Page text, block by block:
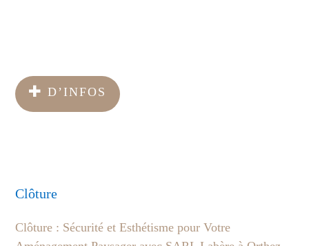
D’INFOS
Clôture
Clôture : Sécurité et Esthétisme pour Votre